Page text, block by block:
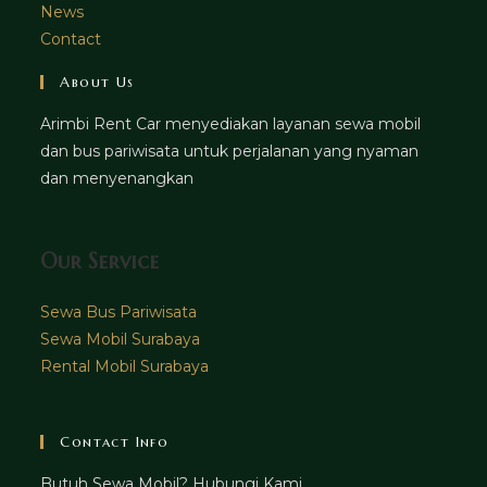
News
Contact
About Us
Arimbi Rent Car menyediakan layanan sewa mobil
dan bus pariwisata untuk perjalanan yang nyaman
dan menyenangkan
Our Service
Sewa Bus Pariwisata
Sewa Mobil Surabaya
Rental Mobil Surabaya
Contact Info